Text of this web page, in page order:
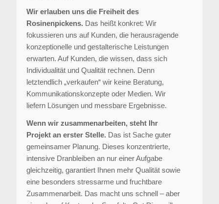
Wir erlauben uns die Freiheit des
Rosinenpickens. Das heißt konkret: Wir
fokussieren uns auf Kunden, die herausragende
konzeptionelle und gestalterische Leistungen
erwarten. Auf Kunden, die wissen, dass sich
Individualität und Qualität rechnen. Denn
letztendlich „verkaufen“ wir keine Beratung,
Kommunikationskonzepte oder Medien. Wir
liefern Lösungen und messbare Ergebnisse.
Wenn wir zusammenarbeiten, steht Ihr
Projekt an erster Stelle. Das ist Sache guter
gemeinsamer Planung. Dieses konzentrierte,
intensive Dranbleiben an nur einer Aufgabe
gleichzeitig, garantiert Ihnen mehr Qualität sowie
eine besonders stressarme und fruchtbare
Zusammenarbeit. Das macht uns schnell – aber